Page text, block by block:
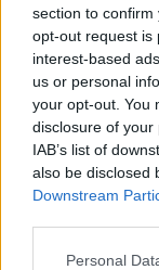
section to
opt-out request is
interest-based
us or personal
your opt-out. You
disclosure of
IAB’s list of
also be disclosed
Downstream
Please note that
Personal